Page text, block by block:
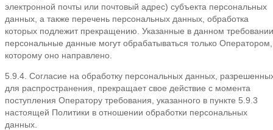
электронной почты или почтовый адрес) субъекта персональных
данных, а также перечень персональных данных, обработка
которых подлежит прекращению. Указанные в данном требовании
персональные данные могут обрабатываться только Оператором,
которому оно направлено.
5.9.4. Согласие на обработку персональных данных,
для распространения, прекращает свое действие с момента
поступления Оператору требования, указанного в пункте 5.9.3
настоящей Политики в отношении обработки персональных
данных.